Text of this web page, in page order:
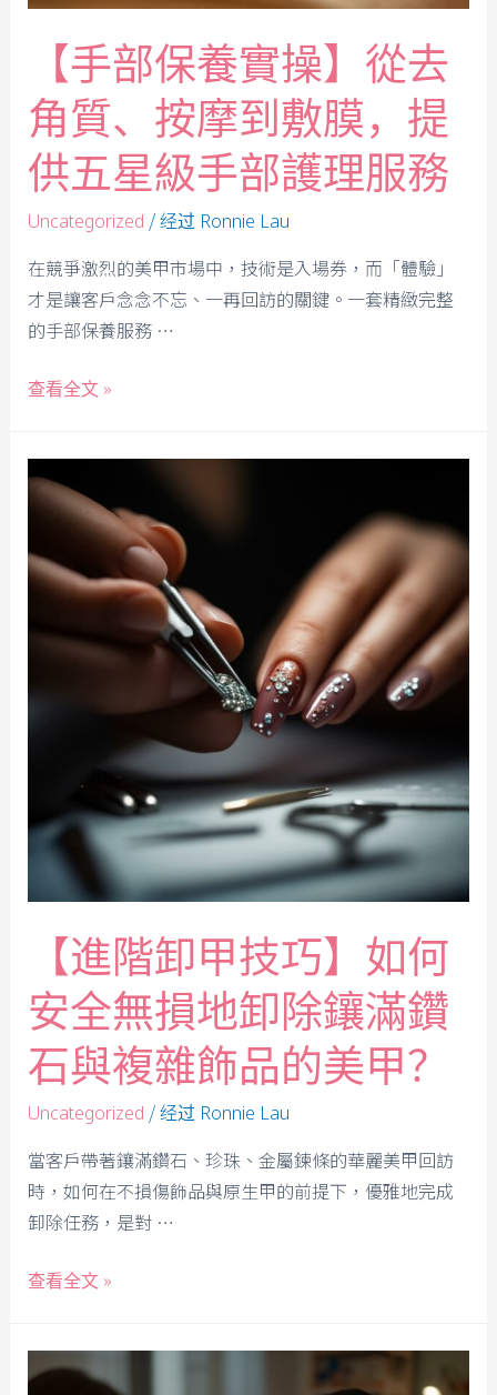
【手部保養實操】從去
角質、按摩到敷膜，提
供五星級手部護理服務
Uncategorized / 经过 Ronnie Lau
在競爭激烈的美甲市場中，技術是入場券，而「體驗」
才是讓客戶念念不忘、一再回訪的關鍵。一套精緻完整
的手部保養服務 …
查看全文 »
【進階卸甲技巧】如何
安全無損地卸除鑲滿鑽
石與複雜飾品的美甲？
Uncategorized / 经过 Ronnie Lau
當客戶帶著鑲滿鑽石、珍珠、金屬鍊條的華麗美甲回訪
時，如何在不損傷飾品與原生甲的前提下，優雅地完成
卸除任務，是對 …
查看全文 »